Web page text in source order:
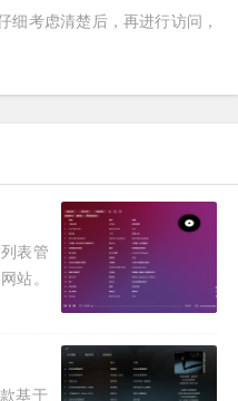
细考虑清楚后，再进行访问，
表管
站。
基于